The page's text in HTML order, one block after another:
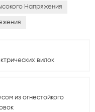
Напряжения
вилок
из огнестойкого